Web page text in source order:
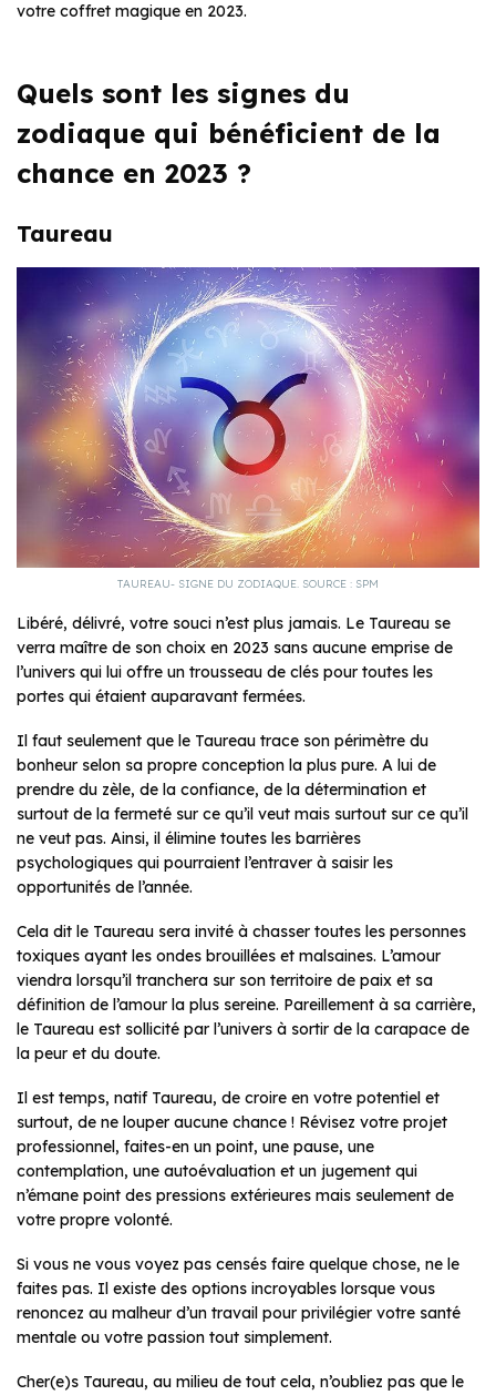
votre coffret magique en 2023.
Quels sont les signes du
zodiaque qui bénéficient de la
chance en 2023 ?
Taureau
TAUREAU- SIGNE DU ZODIAQUE. SOURCE : SPM
Libéré, délivré, votre souci n’est plus jamais. Le Taureau se
verra maître de son choix en 2023 sans aucune emprise de
l’univers qui lui offre un trousseau de clés pour toutes les
portes qui étaient auparavant fermées.
Il faut seulement que le Taureau trace son périmètre du
bonheur selon sa propre conception la plus pure. A lui de
prendre du zèle, de la confiance, de la détermination et
surtout de la fermeté sur ce qu’il veut mais surtout sur ce qu’il
ne veut pas. Ainsi, il élimine toutes les barrières
psychologiques qui pourraient l’entraver à saisir les
opportunités de l’année.
Cela dit le Taureau sera invité à chasser toutes les personnes
toxiques ayant les ondes brouillées et malsaines. L’amour
viendra lorsqu’il tranchera sur son territoire de paix et sa
définition de l’amour la plus sereine. Pareillement à sa carrière,
le Taureau est sollicité par l’univers à sortir de la carapace de
la peur et du doute.
Il est temps, natif Taureau, de croire en votre potentiel et
surtout, de ne louper aucune chance ! Révisez votre projet
professionnel, faites-en un point, une pause, une
contemplation, une autoévaluation et un jugement qui
n’émane point des pressions extérieures mais seulement de
votre propre volonté.
Si vous ne vous voyez pas censés faire quelque chose, ne le
faites pas. Il existe des options incroyables lorsque vous
renoncez au malheur d’un travail pour privilégier votre santé
mentale ou votre passion tout simplement.
Cher(e)s Taureau, au milieu de tout cela, n’oubliez pas que le